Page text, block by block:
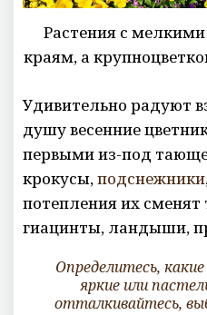
Растения с
краям, а
Удивительно радуют
душу весенние
первыми из-под
крокусы,подснежники
потепления их
гиацинты, ландыши,
Определитесь,
яркие или
отталкивайтесь,